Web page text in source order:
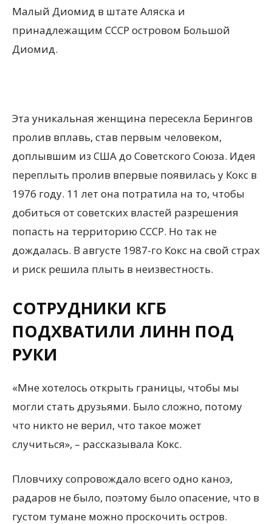
Малый Диомид в штате Аляска и
принадлежащим СССР островом Большой
Диомид.
Эта уникальная женщина пересекла Берингов
пролив вплавь, став первым человеком,
доплывшим из США до Советского Союза. Идея
переплыть пролив впервые появилась у Кокс в
1976 году. 11 лет она потратила на то, чтобы
добиться от советских властей разрешения
попасть на территорию СССР. Но так не
дождалась. В августе 1987-го Кокс на свой страх
и риск решила плыть в неизвестность.
СОТРУДНИКИ КГБ
ПОДХВАТИЛИ ЛИНН ПОД
РУКИ
«Мне хотелось открыть границы, чтобы мы
могли стать друзьями. Было сложно, потому
что никто не верил, что такое может
случиться», – рассказывала Кокс.
Пловчиху сопровождало всего одно каноэ,
радаров не было, поэтому было опасение, что в
густом тумане можно проскочить остров.